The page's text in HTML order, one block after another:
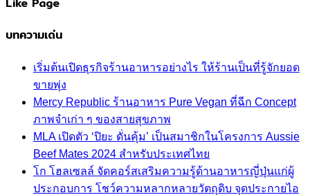
บทความเด่น
เริ่มต้นเปิดธุรกิจร้านอาหารอย่างไร ให้ร้านเป็นที่รู้จักยอด
ขายพุ่ง
Mercy Republic ร้านอาหาร Pure Vegan ที่ฉีก Concept
ภาพจำเก่า ๆ ของสายสุขภาพ
MLA เปิดตัว ‘ปิยะ ดั่นคุ้ม’ เป็นสมาชิกในโครงการ Aussie
Beef Mates 2024 สำหรับประเทศไทย
โก โฮลเซลล์ จัดคอร์สเสริมความรู้ด้านอาหารญี่ปุ่นแก่ผู้
ประกอบการ โชว์ความหลากหลายวัตถุดิบ จุดประกายไอ